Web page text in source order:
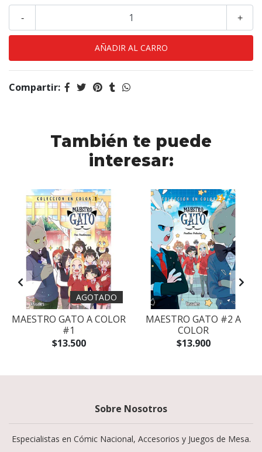
+
-
Compartir:
También te puede
interesar:
AGOTADO
MAESTRO GATO A COLOR
#1
$13.500
MAESTRO GATO #2 A
COLOR
$13.900
Sobre Nosotros
Especialistas en Cómic Nacional, Accesorios y Juegos de Mesa.